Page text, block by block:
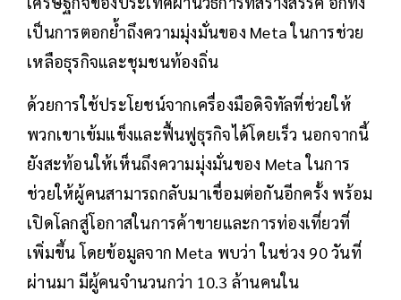
เป็นการตอกย้ำถึงความมุ่งมั่นของ Meta ในการช่วย
เหลือธุรกิจและชุมชนท้องถิ่น
ด้วยการใช้ประโยชน์จากเครื่องมือดิจิทัลที่ช่วยให้
พวกเขาเข้มแข็งและฟื้นฟูธุรกิจได้โดยเร็ว นอกจากนี้
ยังสะท้อนให้เห็นถึงความมุ่งมั่นของ Meta ในการ
ช่วยให้ผู้คนสามารถกลับมาเชื่อมต่อกันอีกครั้ง พร้อม
เปิดโลกสู่โอกาสในการค้าขายและการท่องเที่ยวที่
เพิ่มขึ้น โดยข้อมูลจาก Meta พบว่า ในช่วง 90 วันที่
ผ่านมา มีผู้คนจำนวนกว่า 10.3 ล้านคนใน